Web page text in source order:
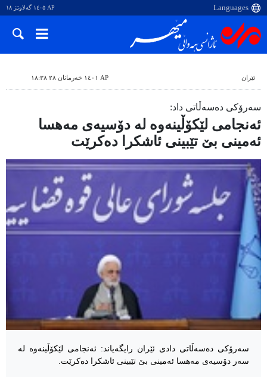
AP ١٤٠٥ گەلاوێژ ١٨
ئێران AP ١٤٠١ خەرمانان ٢٨ ١٨:٣٨
سەرۆکی دەسەڵاتی داد:
ئەنجامی لێکۆڵینەوە لە دۆسیەی مەهسا
ئەمینی بێ تێبینی ئاشکرا دەکرێت
سەرۆکی دەسەڵاتی دادی ئێران رایگەیاند: ئەنجامی لێکۆڵینەوە لە
سەر دۆسیەی مەهسا ئەمینی بێ تێبینی ئاشکرا دەکرێت.